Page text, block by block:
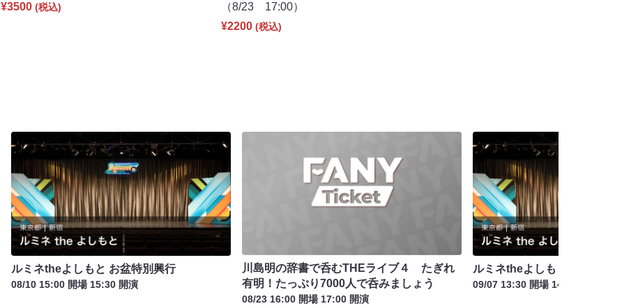
¥3500 (税込)
（8/23 17:00）
¥2200 (税込)
ルミネtheよしもと お盆特別興行
08/10 15:00 開場 15:30 開演
川島明の辞書で呑むTHEライブ４ たぎれ
有明！たっぷり7000人で呑みましょう
08/23 16:00 開場 17:00 開演
ルミネtheよしもと 平日公演 プ
09/07 13:30 開場 14:00 開演